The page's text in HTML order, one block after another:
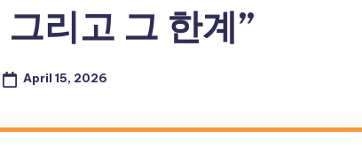
리고 그 한계”
April 15, 2026